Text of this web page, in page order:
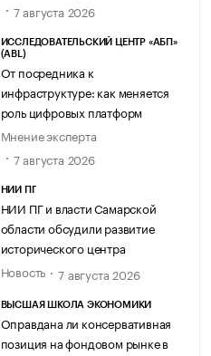
7 августа 2026
ИССЛЕДОВАТЕЛЬСКИЙ ЦЕНТР «АБП»
(ABL)
От посредника к
инфраструктуре: как меняется
роль цифровых платформ
Мнение эксперта
7 августа 2026
НИИ ПГ
НИИ ПГ и власти Самарской
области обсудили развитие
исторического центра
Новость
7 августа 2026
ВЫСШАЯ ШКОЛА ЭКОНОМИКИ
Оправдана ли консервативная
позиция на фондовом рынке в